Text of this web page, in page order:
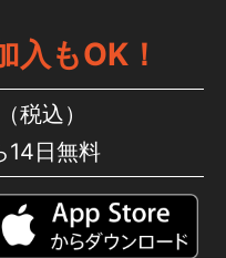
入もOK！
税込）
14日無料